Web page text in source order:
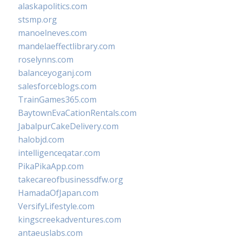
alaskapolitics.com
stsmp.org
manoelneves.com
mandelaeffectlibrary.com
roselynns.com
balanceyoganj.com
salesforceblogs.com
TrainGames365.com
BaytownEvaCationRentals.com
JabalpurCakeDelivery.com
halobjd.com
intelligenceqatar.com
PikaPikaApp.com
takecareofbusinessdfw.org
HamadaOfJapan.com
VersifyLifestyle.com
kingscreekadventures.com
antaeuslabs.com